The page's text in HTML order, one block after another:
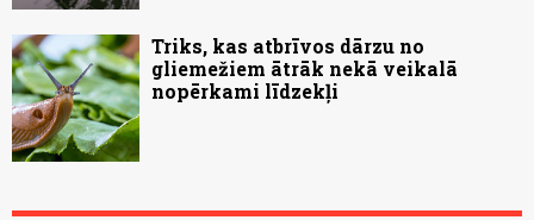
Triks, kas atbrīvos dārzu no
gliemežiem ātrāk nekā veikalā
nopērkami līdzekļi